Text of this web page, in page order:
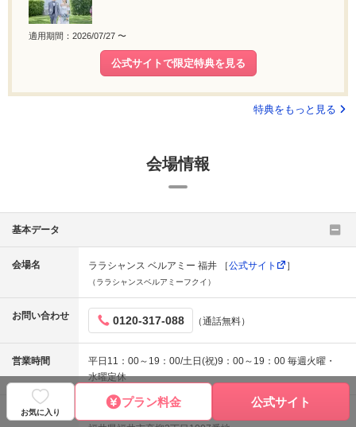
適用期間：2026/07/27 〜
公式サイトで限定特典を見る
特典をもっと見る
会場情報
基本データ
会場名 ララシャンス ベルアミー 福井 ［公式サイト ］
（ララシャンスベルアミーフクイ）
お問い合わせ 0120-317-088 （通話無料）
営業時間
平日11：00～19：00/土日(祝)9：00～19：00 毎週火曜・
水曜定休
住所
〒910-0803
お気に入り
プラン料金 公式サイト